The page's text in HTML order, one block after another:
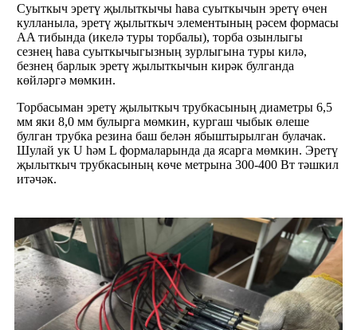
Суыткыч эретү җылыткычы һава суыткычын эретү өчен
кулланыла, эретү җылыткыч элементының рәсем формасы
AA тибында (икелә туры торбалы), торба озынлыгы
сезнең һава суыткычыгызның зурлыгына туры килә,
безнең барлык эретү җылыткычын кирәк булганда
көйләргә мөмкин.
Торбасыман эретү җылыткыч трубкасының диаметры 6,5
мм яки 8,0 мм булырга мөмкин, кургаш чыбык өлеше
булган трубка резина баш белән ябыштырылган булачак.
Шулай ук ​​U һәм L формаларында да ясарга мөмкин. Эретү
җылыткыч трубкасының көче метрына 300-400 Вт тәшкил
итәчәк.